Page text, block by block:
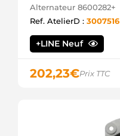
Alternateur 8600282+
Ref. AtelierD : 3007516
+LINE Neuf
202,23€Prix TTC